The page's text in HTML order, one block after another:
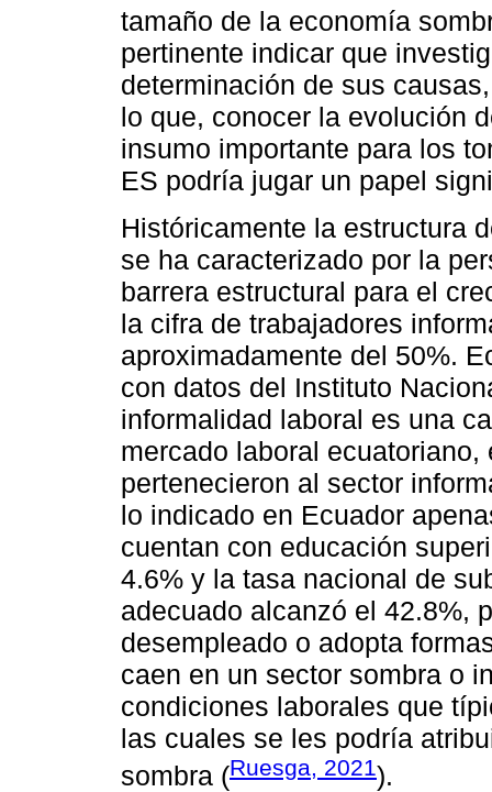
tamaño de la economía
pertinente indicar que
determinación de sus
lo que, conocer la evolución
insumo importante para los
ES podría jugar un papel
Históricamente la estructura
se ha caracterizado por la
barrera estructural para el
la cifra de trabajadores
aproximadamente del 50%.
con datos del Instituto
informalidad laboral es una
mercado laboral
pertenecieron al sector
lo indicado en Ecuador
cuentan con educación
4.6% y la tasa nacional de
adecuado alcanzó el 42.8%,
desempleado o adopta
caen en un sector sombra o
condiciones laborales que
las cuales se les podría
sombra (Ruesga, 2021).